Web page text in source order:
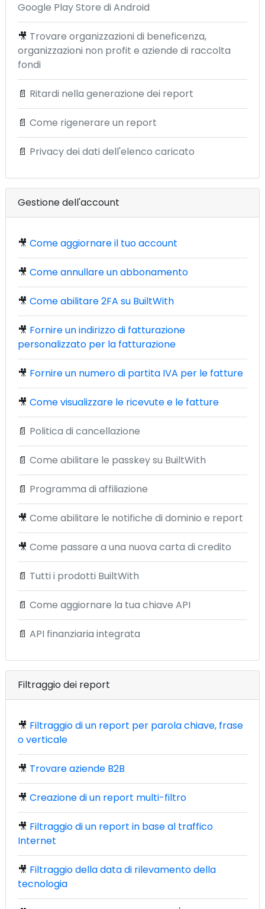
Google Play Store di Android
🎥 Trovare organizzazioni di beneficenza,
organizzazioni non profit e aziende di raccolta
fondi
📄 Ritardi nella generazione dei report
📄 Come rigenerare un report
📄 Privacy dei dati dell'elenco caricato
Gestione dell'account
🎥 Come aggiornare il tuo account
🎥 Come annullare un abbonamento
🎥 Come abilitare 2FA su BuiltWith
🎥 Fornire un indirizzo di fatturazione
personalizzato per la fatturazione
🎥 Fornire un numero di partita IVA per le fatture
🎥 Come visualizzare le ricevute e le fatture
📄 Politica di cancellazione
📄 Come abilitare le passkey su BuiltWith
📄 Programma di affiliazione
🎥 Come abilitare le notifiche di dominio e report
🎥 Come passare a una nuova carta di credito
📄 Tutti i prodotti BuiltWith
📄 Come aggiornare la tua chiave API
📄 API finanziaria integrata
Filtraggio dei report
🎥 Filtraggio di un report per parola chiave, frase
o verticale
🎥 Trovare aziende B2B
🎥 Creazione di un report multi-filtro
🎥 Filtraggio di un report in base al traffico
Internet
🎥 Filtraggio della data di rilevamento della
tecnologia